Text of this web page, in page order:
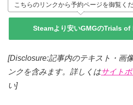
こちらのリンクから予約ページを御覧く
Steamより安いGMGのTrials of
[Disclosure:記事内のテキスト・画
ンクを含みます。詳しくはサイト
い]